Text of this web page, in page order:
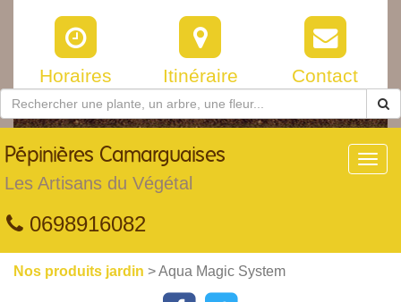
Horaires Itinéraire Contact
Pépinières Camarguaises
Les Artisans du Végétal
0698916082
Nos produits jardin > Aqua Magic System